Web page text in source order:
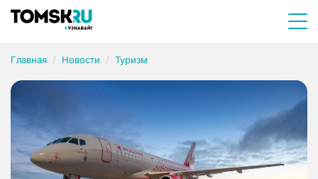
Главная Новости Туризм